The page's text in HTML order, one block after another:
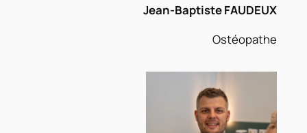
Jean-Baptiste FAUDEUX
Ostéopathe